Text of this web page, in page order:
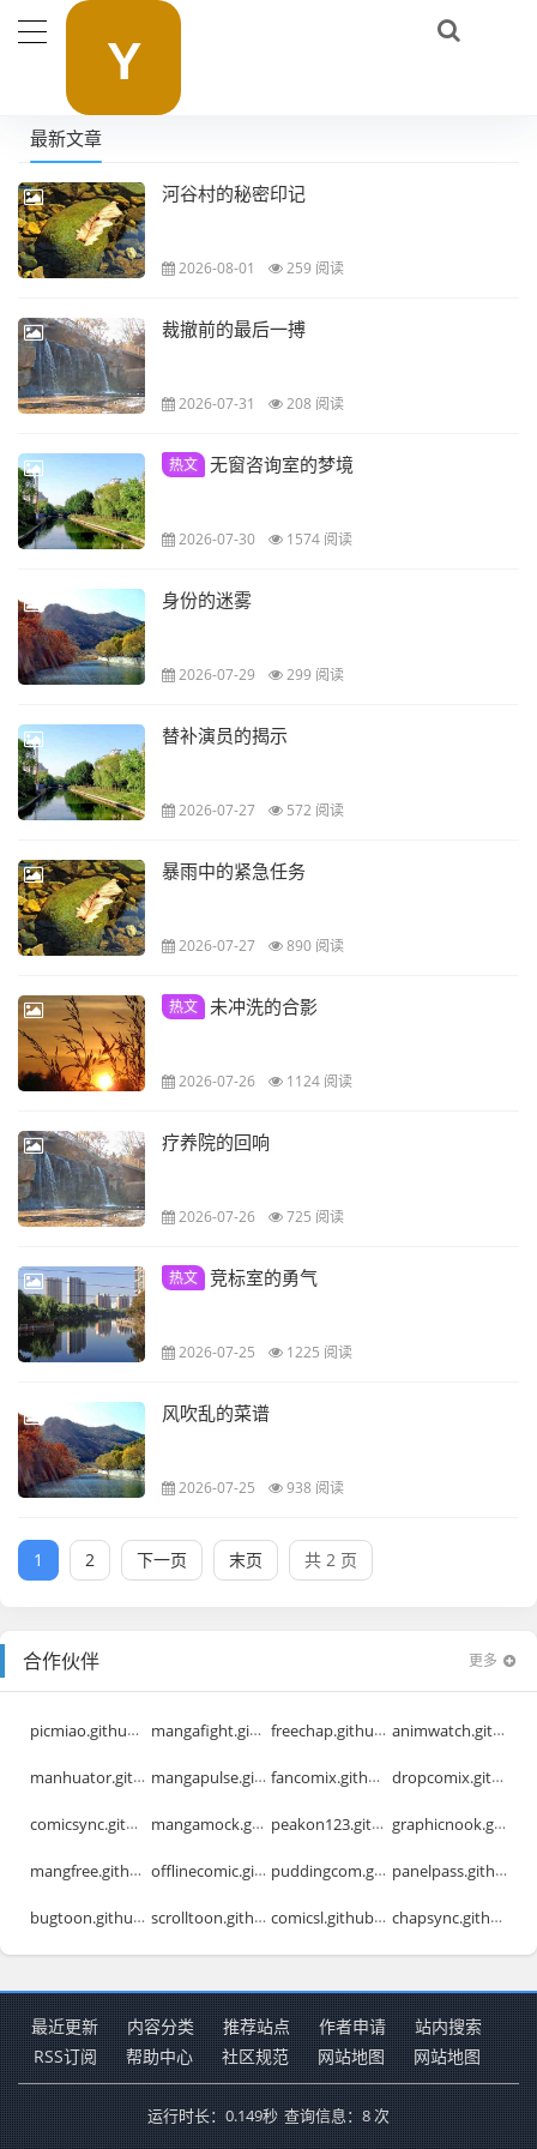
最新文章
河谷村的秘密印记
2026-08-01 259 阅读
裁撤前的最后一搏
2026-07-31 208 阅读
热文 无窗咨询室的梦境
2026-07-30 1574 阅读
身份的迷雾
2026-07-29 299 阅读
替补演员的揭示
2026-07-27 572 阅读
暴雨中的紧急任务
2026-07-27 890 阅读
热文 未冲洗的合影
2026-07-26 1124 阅读
疗养院的回响
2026-07-26 725 阅读
热文 竞标室的勇气
2026-07-25 1225 阅读
风吹乱的菜谱
2026-07-25 938 阅读
1 2 下一页 末页 共 2 页
合作伙伴 更多
picmiao.github.io mangafight.github.io freechap.github.io animwatch.github.io
manhuator.github.io mangapulse.github.io fancomix.github.io dropcomix.github.io
comicsync.github.io mangamock.github.io peakon123.github.io graphicnook.github.io
mangfree.github.io offlinecomic.github.io puddingcom.github.io panelpass.github.io
bugtoon.github.io scrolltoon.github.io comicsl.github.io chapsync.github.io
最近更新 内容分类 推荐站点 作者申请
站内搜索
RSS订阅
帮助中心 社区规范 网站地图 网站地图
运行时长：0.149秒 查询信息：8 次